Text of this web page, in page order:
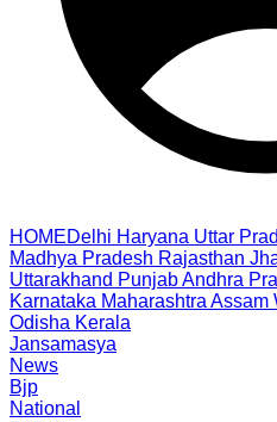
HOMEDelhi Haryana Uttar
Madhya Pradesh Rajasthan
Uttarakhand PunjabAndhra
Karnataka Maharashtra Assam
Odisha Kerala
Jansamasya
News
Bjp
National